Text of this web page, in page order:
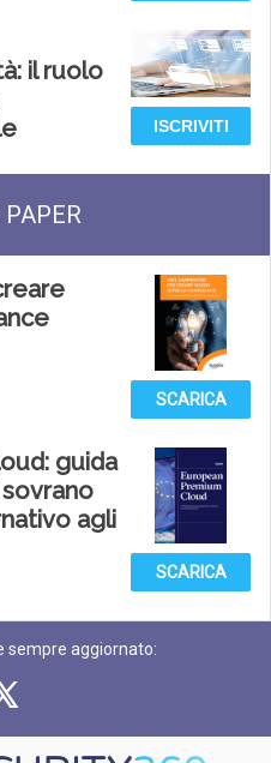
il ruolo
ISCRIVITI
SCARICA
guida
agli
SCARICA
sempre aggiornato: